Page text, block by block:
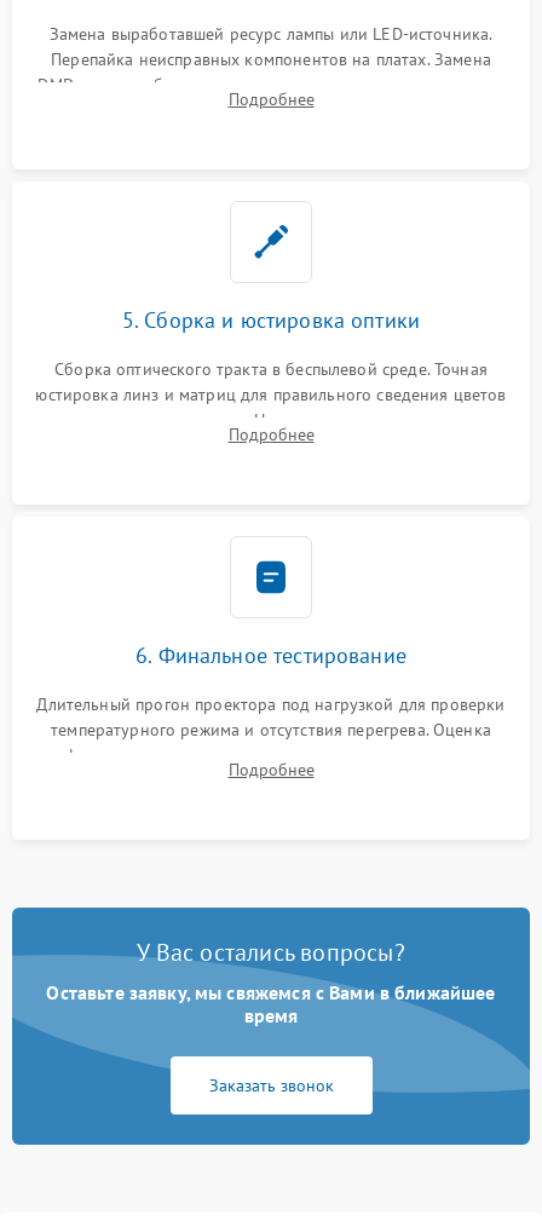
Замена выработавшей ресурс лампы или LED-источника.
Перепайка неисправных компонентов на платах. Замена
DMD-чипа при битых пикселях, установка нового цветового
колеса или восстановление сгоревших поляризационных
Подробнее
5. Сборка и юстировка оптики
Сборка оптического тракта в беспылевой среде. Точная
юстировка линз и матриц для правильного сведения цветов
и устранения размытия. Надежное подключение всех
шлейфов, установка датчиков и закрытие корпуса
Подробнее
6. Финальное тестирование
Длительный прогон проектора под нагрузкой для проверки
температурного режима и отсутствия перегрева. Оценка
фокуса, контрастности и цветопередачи на тестовых
таблицах. Проверка работы всех видеовходов и кнопок
Подробнее
У Вас остались вопросы?
Оставьте заявку, мы свяжемся с Вами в ближайшее
время
Заказать звонок